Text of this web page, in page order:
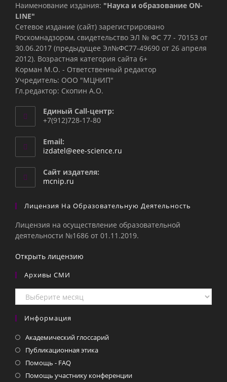
Наименование издания: "Наука и образование ON-
LINE"
Сетевое издание (сайт) зарегистрировано
Роскомнадзором, свидетельство ЭЛ № ФС 77 - 70153 от
30.06.2017 (предыдущее Эл№ФC77-49690 от 26 апреля
2012). Возрастная категория сайта 6+
Корман М.О. - Ответственный редактор
Учредитель: ООО "МЦНИП"
Гл.редактор: Скопин А.О.
Единый Call-центр:
+7(912)728-17-80
Email:
izdatel@eee-science.ru
Сайт издателя:
mcnip.ru
Лицензия На Образовательную Деятельность
Лицензия на осуществление образовательной
деятельности №1686 от 01.11.2019.
Открыть лицензию
Архивы СМИ
Архивы
СМИ
Информация
Академический глоссарий
Публикационная этика
Помощь - FAQ
Помощь участнику конференции